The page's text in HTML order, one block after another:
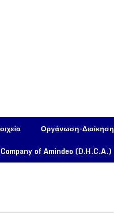
Οργάνωση-Διοίκηση
of Amindeo (D.H.C.A.)